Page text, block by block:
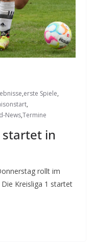
,erste Spiele,
,
News,Termine
startet in
rollt im
Kreisliga 1 startet